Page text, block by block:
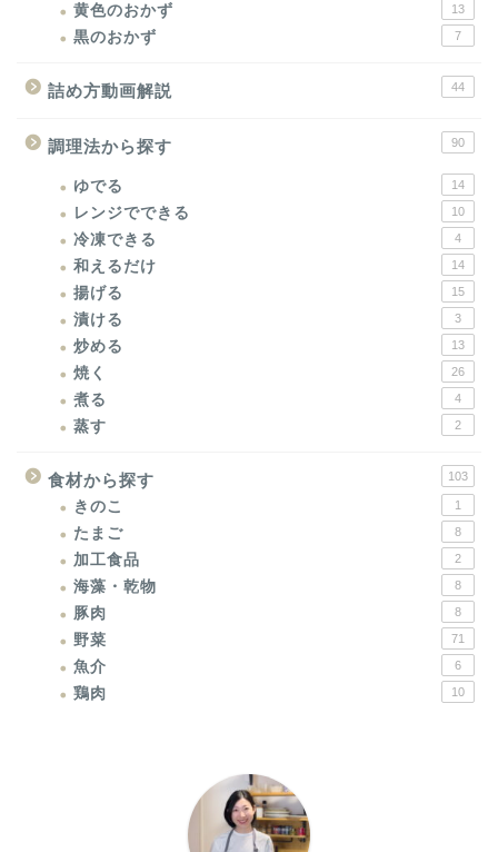
黄色のおかず 13
黒のおかず 7
詰め方動画解説 44
調理法から探す 90
ゆでる 14
レンジでできる 10
冷凍できる 4
和えるだけ 14
揚げる 15
漬ける 3
炒める 13
焼く 26
煮る 4
蒸す 2
食材から探す 103
きのこ 1
たまご 8
加工食品 2
海藻・乾物 8
豚肉 8
野菜 71
魚介 6
鶏肉 10